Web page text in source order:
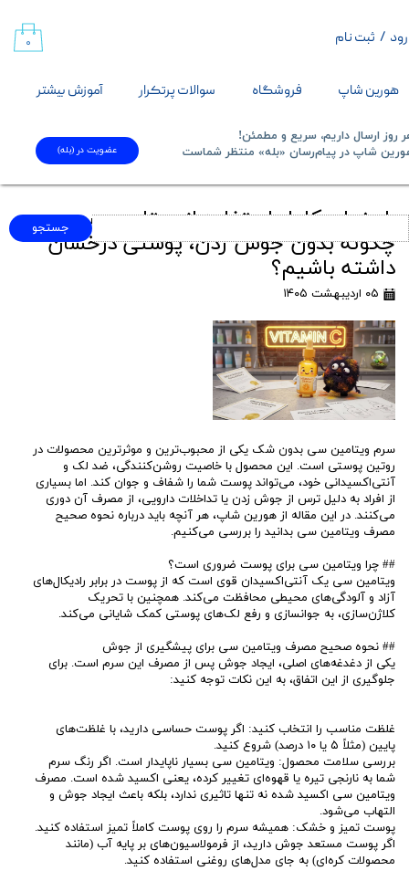
هورین شاپ فروشگاه سوالات پرتکرار آموزش بیشتر
/ ثبت نام
حساب کاربری من
تغییر گذر واژه
خروج از حساب کاربری
۰
جستجو
روز ارسال داریم، سریع و مطمئن!
شاپ در پیام‌رسان «بله» منتظر شماست​​​​​​​
عضویت در (بله)
راهنمای کامل استفاده از ویتامین سی:
چگونه بدون جوش زدن، پوستی درخشان
داشته باشیم؟
۰۵ اردیبهشت ۱۴۰۵
سرم ویتامین سی بدون شک یکی از محبوب‌ترین و موثرترین محصولات در
روتین پوستی است. این محصول با خاصیت روشن‌کنندگی، ضد لک و
آنتی‌اکسیدانی خود، می‌تواند پوست شما را شفاف و جوان کند. اما بسیاری
از افراد به دلیل ترس از جوش زدن یا تداخلات دارویی، از مصرف آن دوری
می‌کنند. در این مقاله از هورین شاپ، هر آنچه باید درباره نحوه صحیح
مصرف ویتامین سی بدانید را بررسی می‌کنیم.
## چرا ویتامین سی برای پوست ضروری است؟
ویتامین سی یک آنتی‌اکسیدان قوی است که از پوست در برابر رادیکال‌های
آزاد و آلودگی‌های محیطی محافظت می‌کند. همچنین با تحریک
کلاژن‌سازی، به جوانسازی و رفع لک‌های پوستی کمک شایانی می‌کند.
## نحوه صحیح مصرف ویتامین سی برای پیشگیری از جوش
یکی از دغدغه‌های اصلی، ایجاد جوش پس از مصرف این سرم است. برای
جلوگیری از این اتفاق، به این نکات توجه کنید:
غلظت مناسب را انتخاب کنید: اگر پوست حساسی دارید، با غلظت‌های
پایین (مثلاً ۵ یا ۱۰ درصد) شروع کنید.
بررسی سلامت محصول: ویتامین سی بسیار ناپایدار است. اگر رنگ سرم
شما به نارنجی تیره یا قهوه‌ای تغییر کرده، یعنی اکسید شده است. مصرف
ویتامین سی اکسید شده نه تنها تاثیری ندارد، بلکه باعث ایجاد جوش و
التهاب می‌شود.
پوست تمیز و خشک: همیشه سرم را روی پوست کاملاً تمیز استفاده کنید.
اگر پوست مستعد جوش دارید، از فرمولاسیون‌های بر پایه آب (مانند
محصولات کره‌ای) به جای مدل‌های روغنی استفاده کنید.